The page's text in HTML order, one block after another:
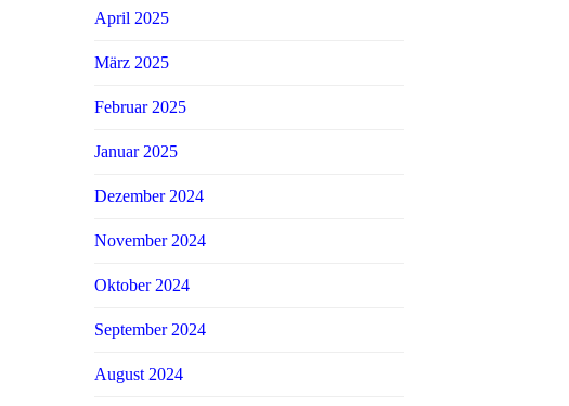
April 2025
März 2025
Februar 2025
Januar 2025
Dezember 2024
November 2024
Oktober 2024
September 2024
August 2024